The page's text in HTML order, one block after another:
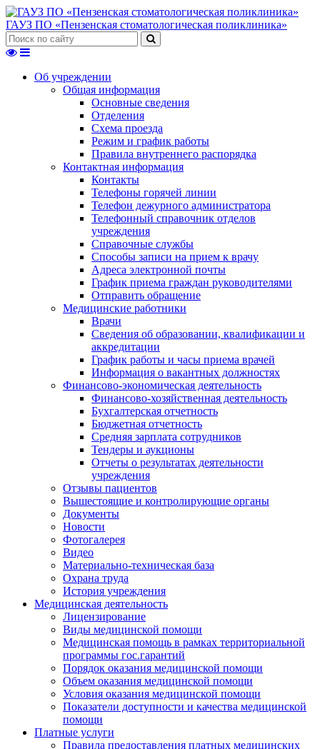
ГАУЗ ПО «Пензенская стоматологическая поликлиника»
Об учреждении
Общая информация
Основные сведения
Отделения
Схема проезда
Режим и график работы
Правила внутреннего распорядка
Контактная информация
Контакты
Телефоны горячей линии
Телефон дежурного администратора
Телефонный справочник отделов
учреждения
Справочные службы
Способы записи на прием к врачу
Адреса электронной почты
График приема граждан руководителями
Отправить обращение
Медицинские работники
Врачи
Сведения об образовании, квалификации и
аккредитации
График работы и часы приема врачей
Информация о вакантных должностях
Финансово-экономическая деятельность
Финансово-хозяйственная деятельность
Бухгалтерская отчетность
Бюджетная отчетность
Средняя зарплата сотрудников
Тендеры и аукционы
Отчеты о результатах деятельности
учреждения
Отзывы пациентов
Вышестоящие и контролирующие органы
Документы
Новости
Фотогалерея
Видео
Материально-техническая база
Охрана труда
История учреждения
Медицинская деятельность
Лицензирование
Виды медицинской помощи
Медицинская помощь в рамках территориальной
программы гос.гарантий
Порядок оказания медицинской помощи
Объем оказания медицинской помощи
Условия оказания медицинской помощи
Показатели доступности и качества медицинской
помощи
Платные услуги
Правила предоставления платных медицинских